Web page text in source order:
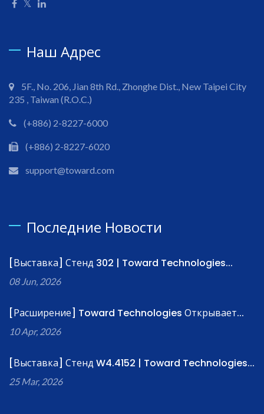
Наш Адрес
5F., No. 206, Jian 8th Rd., Zhonghe Dist., New Taipei City
235 , Taiwan (R.O.C.)
(+886) 2-8227-6000
(+886) 2-8227-6020
support@toward.com
Последние Новости
[Выставка] Стенд 302 | Toward Technologies...
08 Jun, 2026
[Расширение] Toward Technologies Открывает...
10 Apr, 2026
[Выставка] Стенд W4.4152 | Toward Technologies...
25 Mar, 2026